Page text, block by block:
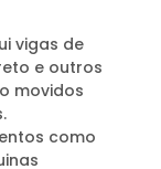
vigas de
e outros
movidos
como